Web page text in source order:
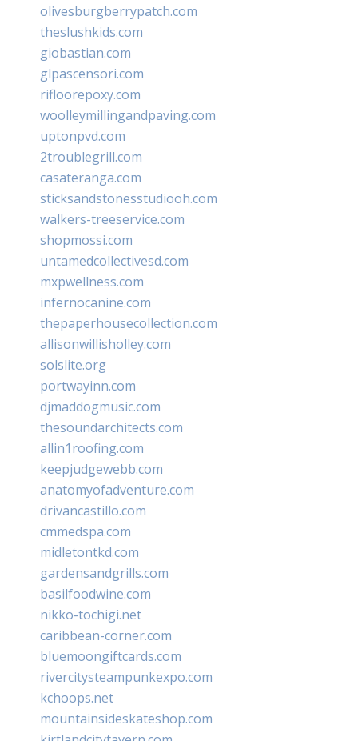
olivesburgberrypatch.com
theslushkids.com
giobastian.com
glpascensori.com
rifloorepoxy.com
woolleymillingandpaving.com
uptonpvd.com
2troublegrill.com
casateranga.com
sticksandstonesstudiooh.com
walkers-treeservice.com
shopmossi.com
untamedcollectivesd.com
mxpwellness.com
infernocanine.com
thepaperhousecollection.com
allisonwillisholley.com
solslite.org
portwayinn.com
djmaddogmusic.com
thesoundarchitects.com
allin1roofing.com
keepjudgewebb.com
anatomyofadventure.com
drivancastillo.com
cmmedspa.com
midletontkd.com
gardensandgrills.com
basilfoodwine.com
nikko-tochigi.net
caribbean-corner.com
bluemoongiftcards.com
rivercitysteampunkexpo.com
kchoops.net
mountainsideskateshop.com